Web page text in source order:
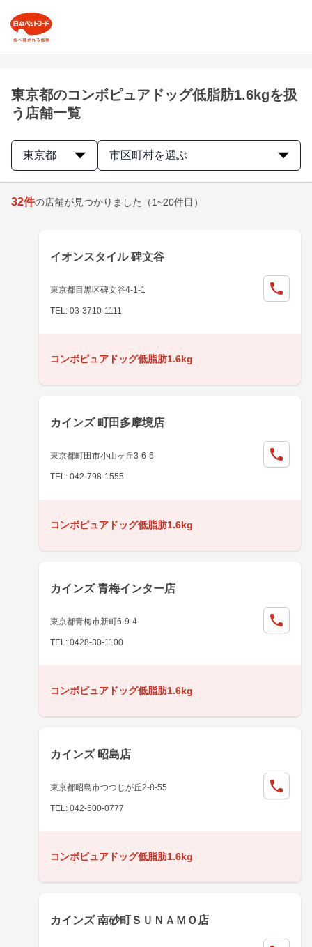
東京都のコンボピュアドッグ低脂肪1.6kgを扱
う店舗一覧
東京都 市区町村を選ぶ
32件の店舗が見つかりました （1~20件目）
イオンスタイル 碑文谷
東京都目黒区碑文谷4-1-1
TEL: 03-3710-1111
コンボピュアドッグ低脂肪1.6kg
カインズ 町田多摩境店
東京都町田市小山ヶ丘3-6-6
TEL: 042-798-1555
コンボピュアドッグ低脂肪1.6kg
カインズ 青梅インター店
東京都青梅市新町6-9-4
TEL: 0428-30-1100
コンボピュアドッグ低脂肪1.6kg
カインズ 昭島店
東京都昭島市つつじが丘2-8-55
TEL: 042-500-0777
コンボピュアドッグ低脂肪1.6kg
カインズ 南砂町ＳＵＮＡＭＯ店